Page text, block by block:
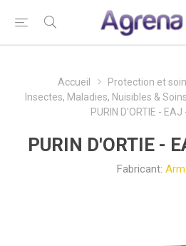
Accueil
Protection et
Insectes, Maladies, Nuisibles & Soins
PURIN D'ORTIE - EAJ
PURIN D'ORTIE -
Fabricant: